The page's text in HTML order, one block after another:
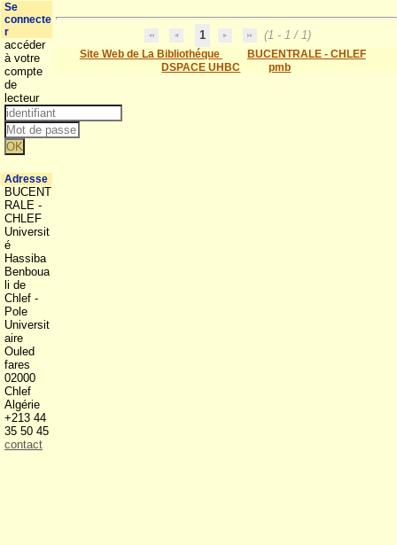
1 (1 - 1 / 1)
Site Web de La Bibliothéque
BUCENTRALE - CHLEF
DSPACE UHBC
pmb
Se
connecte
r
accéder
à votre
compte
de
lecteur
Adresse
BUCENT
RALE -
CHLEF
Universit
é
Hassiba
Benboua
li de
Chlef -
Pole
Universit
aire
Ouled
fares
02000
Chlef
Algérie
+213 44
35 50 45
contact